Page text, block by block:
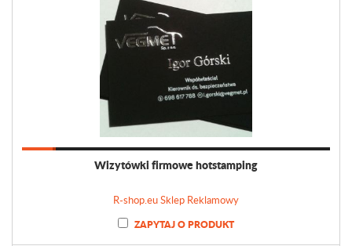
Wizytówki firmowe hotstamping
R-shop.eu Sklep Reklamowy
ZAPYTAJ O PRODUKT